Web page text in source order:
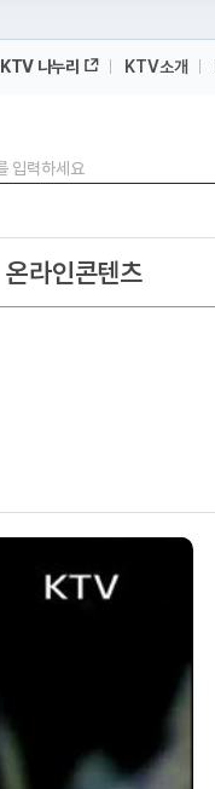
KTV 나누리 KTV소개
온라인콘텐츠